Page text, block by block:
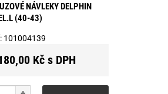
NÁVLEKY DELPHIN
(40-43)
101004139
Kč s DPH